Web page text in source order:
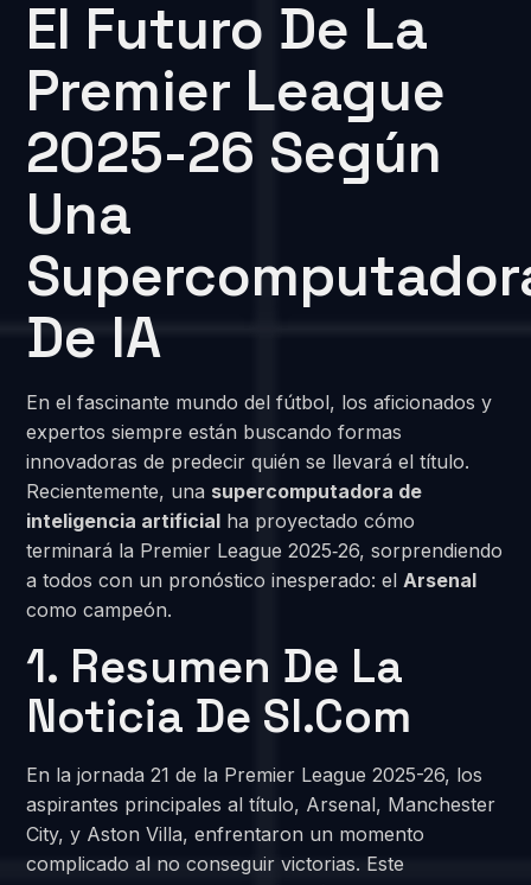
El Futuro De La
Premier League
2025-26 Según
Una
De IA
En el fascinante mundo del fútbol, los aficionados y
expertos siempre están buscando formas
innovadoras de predecir quién se llevará el título.
Recientemente, una supercomputadora de
inteligencia artificial ha proyectado cómo
terminará la Premier League 2025‑26, sorprendiendo
a todos con un pronóstico inesperado: el Arsenal
como campeón.
1. Resumen De La
Noticia De SI.com
En la jornada 21 de la Premier League 2025-26, los
aspirantes principales al título, Arsenal, Manchester
City, y Aston Villa, enfrentaron un momento
complicado al no conseguir victorias. Este